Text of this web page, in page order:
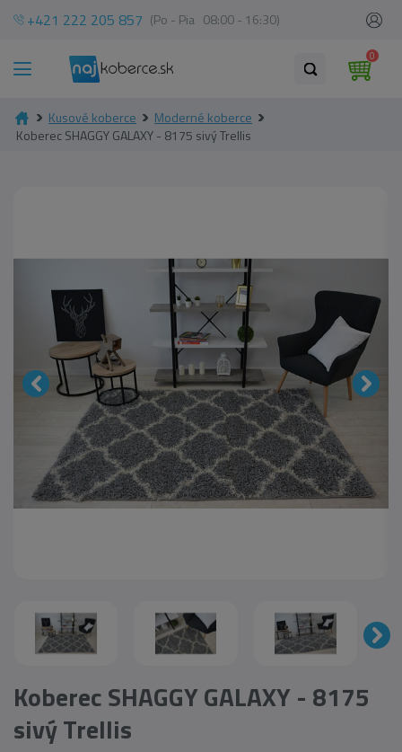
+421 222 205 857 (Po - Pia 08:00 - 16:30)
0
Kusové koberce
Moderné koberce
Koberec SHAGGY GALAXY - 8175 sivý Trellis
Koberec SHAGGY GALAXY - 8175
sivý Trellis